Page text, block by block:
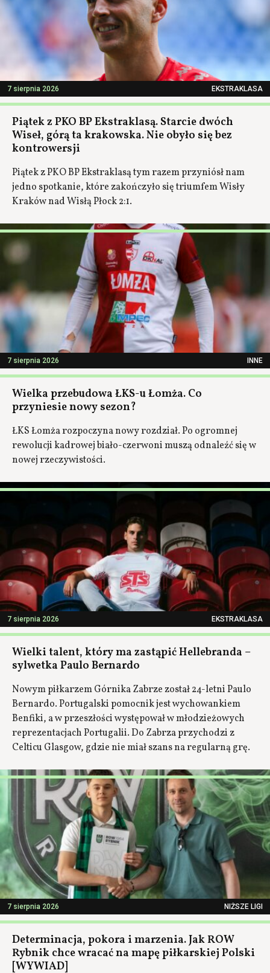
7 sierpnia 2026 EKSTRAKLASA
Piątek z PKO BP Ekstraklasą. Starcie dwóch
Wiseł, górą ta krakowska. Nie obyło się bez
kontrowersji
Piątek z PKO BP Ekstraklasą tym razem przyniósł nam
jedno spotkanie, które zakończyło się triumfem Wisły
Kraków nad Wisłą Płock 2:1.
7 sierpnia 2026 INNE
Wielka przebudowa ŁKS-u Łomża. Co
przyniesie nowy sezon?
ŁKS Łomża rozpoczyna nowy rozdział. Po ogromnej
rewolucji kadrowej biało-czerwoni muszą odnaleźć się w
nowej rzeczywistości.
7 sierpnia 2026 EKSTRAKLASA
Wielki talent, który ma zastąpić Hellebranda –
sylwetka Paulo Bernardo
Nowym piłkarzem Górnika Zabrze został 24-letni Paulo
Bernardo. Portugalski pomocnik jest wychowankiem
Benfiki, a w przeszłości występował w młodzieżowych
reprezentacjach Portugalii. Do Zabrza przychodzi z
Celticu Glasgow, gdzie nie miał szans na regularną grę.
7 sierpnia 2026 NIŻSZE LIGI
Determinacja, pokora i marzenia. Jak ROW
Rybnik chce wracać na mapę piłkarskiej Polski
[WYWIAD]